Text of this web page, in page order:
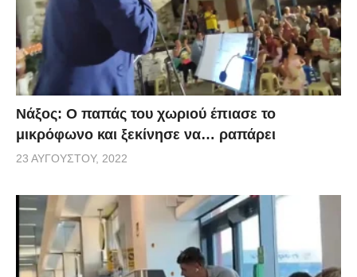
Νάξος: Ο παπάς του χωριού έπιασε το
μικρόφωνο και ξεκίνησε να… ραπάρει
23 ΑΥΓΟΎΣΤΟΥ, 2022